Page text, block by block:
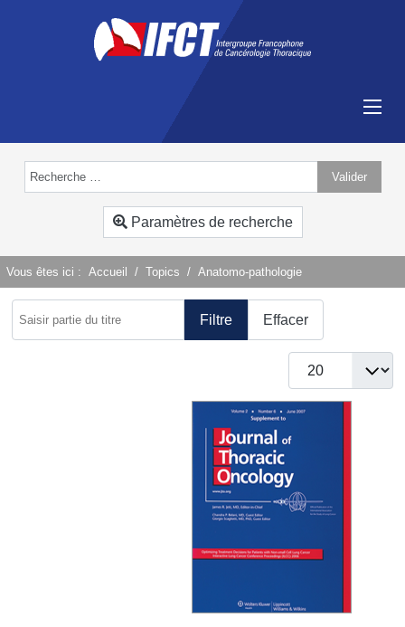
Valider
Paramètres de recherche
Vous êtes ici : Accueil Topics Anatomo-pathologie
Filtre Effacer